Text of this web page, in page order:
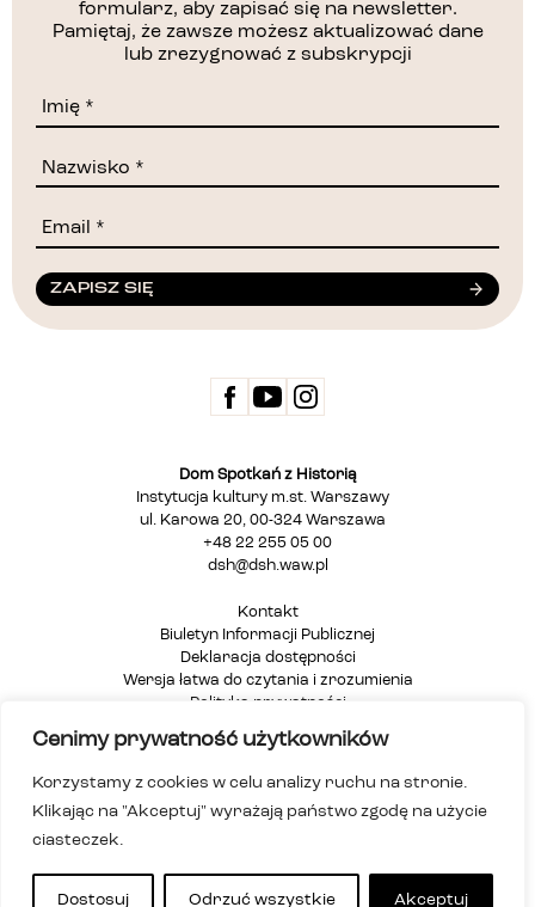
Cenimy prywatność użytkowników
Korzystamy z cookies w celu analizy ruchu na stronie.
Klikając na "Akceptuj" wyrażają państwo zgodę na użycie
ciasteczek.
Dostosuj Odrzuć wszystkie Akceptuj
formularz, aby zapisać się na newsletter.
Pamiętaj, że zawsze możesz aktualizować dane
lub zrezygnować z subskrypcji
ZAPISZ SIĘ
Dom Spotkań z Historią
Instytucja kultury m.st. Warszawy
ul. Karowa 20, 00-324 Warszawa
+48 22 255 05 00
dsh@dsh.waw.pl
Kontakt
Biuletyn Informacji Publicznej
Deklaracja dostępności
Wersja łatwa do czytania i zrozumienia
Polityka prywatności
Mapa strony